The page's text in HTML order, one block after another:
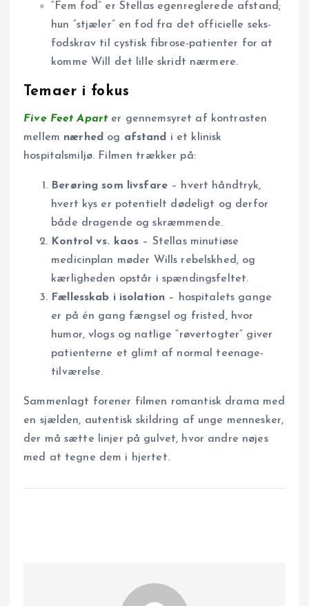
“Fem fod” er Stellas egenreglerede afstand;
hun “stjæler” en fod fra det officielle seks-
fodskrav til cystisk fibrose-patienter for at
komme Will det lille skridt nærmere.
Temaer i fokus
Five Feet Apart er gennemsyret af kontrasten
mellem nærhed og afstand
i et klinisk
hospitalsmiljø. Filmen trækker på:
Berøring som livsfare – hvert håndtryk,
hvert kys er potentielt dødeligt og derfor
både dragende og skræmmende.
Kontrol vs. kaos – Stellas minutiøse
medicinplan møder Wills rebelskhed, og
kærligheden opstår i spændingsfeltet.
Fællesskab i isolation – hospitalets gange
er på én gang fængsel og fristed, hvor
humor, vlogs og natlige “røvertogter” giver
patienterne et glimt af normal teenage­
tilværelse.
Sammenlagt forener filmen romantisk drama med
en sjælden, autentisk skildring af unge mennesker,
der må sætte linjer på gulvet, hvor andre nøjes
med at tegne dem i hjertet.